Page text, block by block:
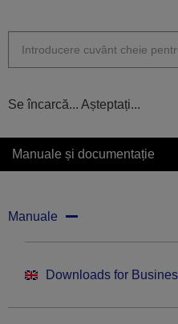
Se încarcă... Așteptați...
Manuale și documentație
Manuale
Downloads for